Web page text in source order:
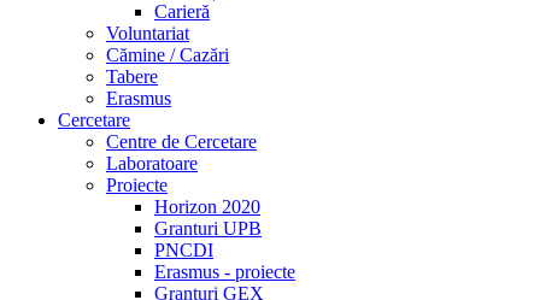
Carieră
Voluntariat
Cămine / Cazări
Tabere
Erasmus
Cercetare
Centre de Cercetare
Laboratoare
Proiecte
Horizon 2020
Granturi UPB
PNCDI
Erasmus - proiecte
Granturi GEX